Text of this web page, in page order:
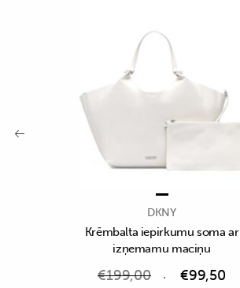
DKNY
Krēmbalta iepirkumu soma ar
izņemamu maciņu
€199,00 €99,50